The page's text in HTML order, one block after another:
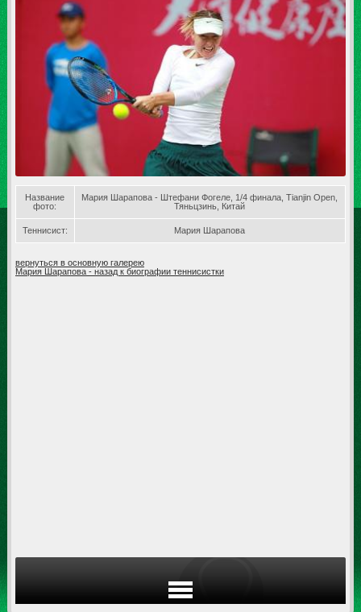
Название
фото:
Мария Шарапова - Штефани Фогеле, 1/4 финала, Tianjin Open,
Тяньцзинь, Китай
Теннисист: Мария Шарапова
вернуться в основную галерею
Мария Шарапова - назад к биографии теннисистки